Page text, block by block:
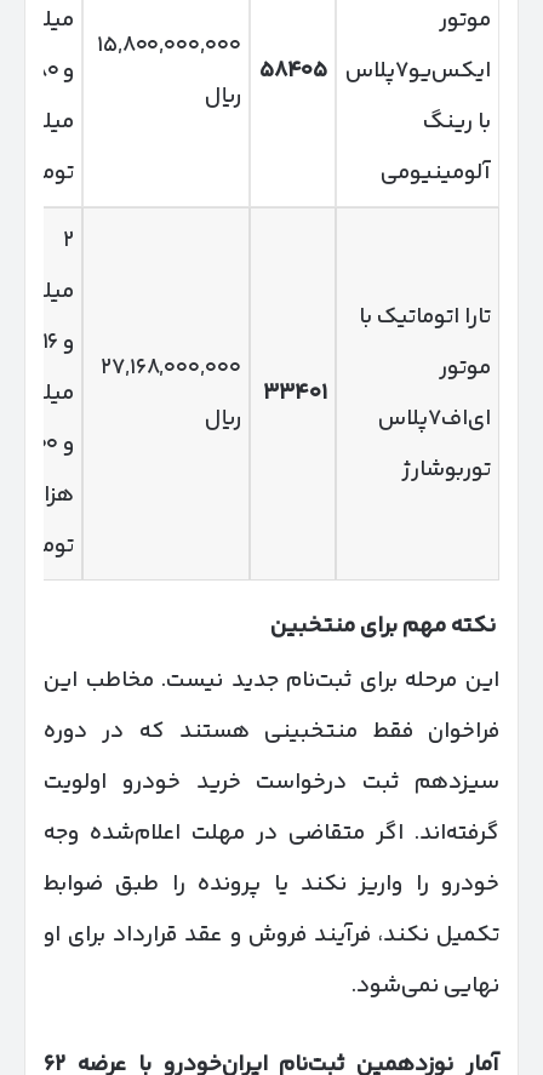
موتور
ایکس‌یو۷پلاس
با رینگ
آلومینیومی
۵۸۴۰۵
۱۵,۸۰۰,۰۰۰,۰۰۰
ریال
میلیارد
و ۵۸۰
میلیون
تومان
تارا اتوماتیک با
موتور
ای‌اف۷پلاس
توربوشارژ
۳۳۴۰۱
۲۷,۱۶۸,۰۰۰,۰۰۰
ریال
۲
میلیارد
و ۷۱۶
میلیون
و ۸۰۰
هزار
تومان
نکته مهم برای منتخبین
این مرحله برای ثبت‌نام جدید نیست. مخاطب این
فراخوان فقط منتخبینی هستند که در دوره
سیزدهم ثبت درخواست خرید خودرو اولویت
گرفته‌اند. اگر متقاضی در مهلت اعلام‌شده وجه
خودرو را واریز نکند یا پرونده را طبق ضوابط
تکمیل نکند، فرآیند فروش و عقد قرارداد برای او
نهایی نمی‌شود.
آمار نوزدهمین ثبت‌نام ایران‌خودرو با عرضه ۶۲